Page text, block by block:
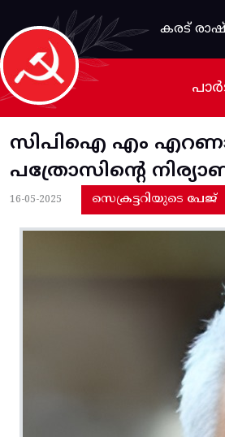
Skip to main content
കരട്
സിപിഐ എം
പത്രോസിന്റെ
16-05-2025 സെക്രട്ടറിയുടെ പേജ്